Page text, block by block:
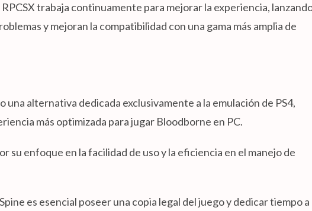
trabaja continuamente para mejorar la experiencia,
y mejoran la compatibilidad con una gama más amplia de
una alternativa dedicada exclusivamente a la emulación de PS4,
más optimizada para jugar Bloodborne en PC.
su enfoque en la facilidad de uso y la eficiencia en el manejo de
es esencial poseer una copia legal del juego y dedicar tiempo a